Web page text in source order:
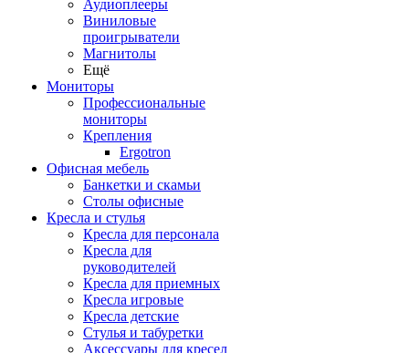
Аудиоплееры
Виниловые
проигрыватели
Магнитолы
Ещё
Мониторы
Профессиональные
мониторы
Крепления
Ergotron
Офисная мебель
Банкетки и скамьи
Столы офисные
Кресла и стулья
Кресла для персонала
Кресла для
руководителей
Кресла для приемных
Кресла игровые
Кресла детские
Стулья и табуретки
Аксессуары для кресел